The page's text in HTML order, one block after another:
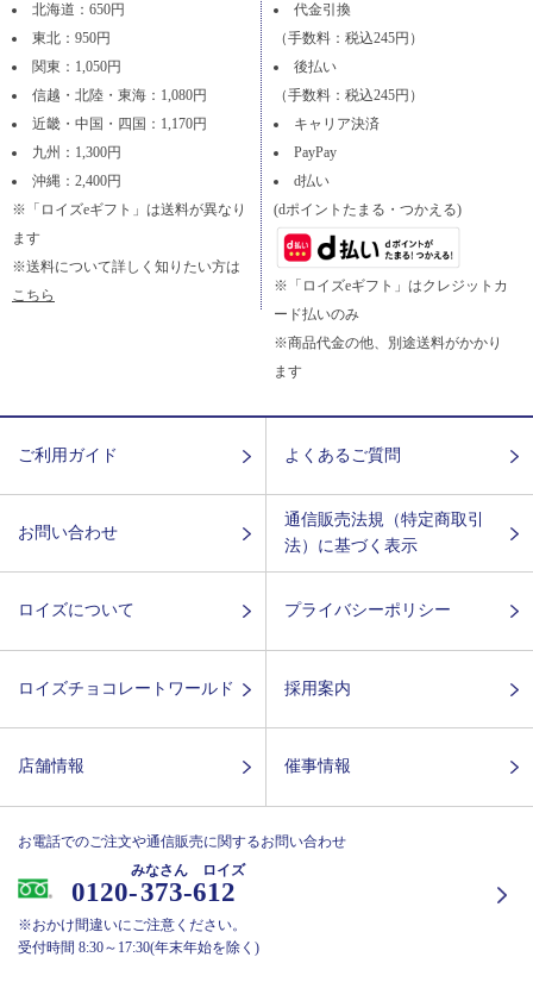
北海道：650円
東北：950円
関東：1,050円
信越・北陸・東海：1,080円
近畿・中国・四国：1,170円
九州：1,300円
沖縄：2,400円
※「ロイズeギフト」は送料が異なり
ます
※送料について詳しく知りたい方は
こちら
代金引換
（手数料：税込245円）
後払い
（手数料：税込245円）
キャリア決済
PayPay
d払い
(dポイントたまる・つかえる)
※「ロイズeギフト」はクレジットカ
ード払いのみ
※商品代金の他、別途送料がかかり
ます
ご利用ガイド よくあるご質問
お問い合わせ
通信販売法規（特定商取引
法）に基づく表示
ロイズについて プライバシーポリシー
ロイズチョコレートワールド 採用案内
店舗情報 催事情報
お電話でのご注文や通信販売に関するお問い合わせ
0120-373-612
みなさん ロイズ
※おかけ間違いにご注意ください。
受付時間 8:30～17:30(年末年始を除く)